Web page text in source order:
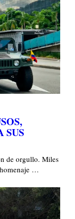
SUS
de orgullo. Miles
…